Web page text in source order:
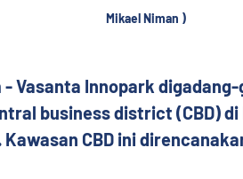
Mikael Niman )
Vasanta Innopark
business district (CBD) di
CBD ini